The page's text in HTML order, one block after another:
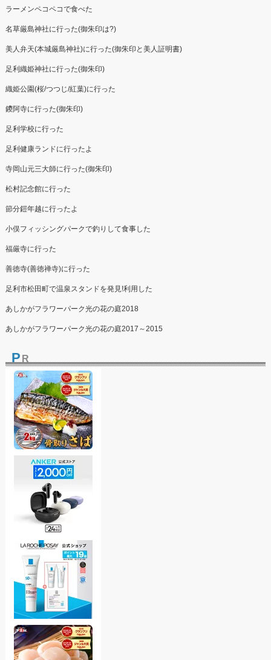
ラーメンペコペコで食べた
名草厳島神社に行った(御朱印は?)
美人弁天(本城厳島神社)に行った(御朱印と美人証明書)
足利織姫神社に行った(御朱印)
織姫公園(桜/つつじ/紅葉)に行った
鑁阿寺に行った(御朱印)
足利学校に行った
足利健康ランドに行ったよ
寺岡山元三大師に行った(御朱印)
松村記念館に行った
節分鎧年越に行ったよ
小俣フィッシングパークで釣りして食事した
福厳寺に行った
善徳寺(善徳禅寺)に行った
足利市松田町で温泉スタンドを発見!利用した
あしかがフラワーパーク光の花の庭2018
あしかがフラワーパーク光の花の庭2017～2015
P R